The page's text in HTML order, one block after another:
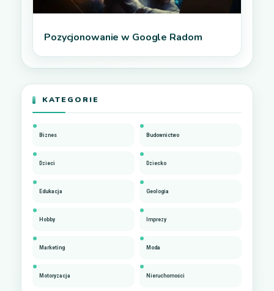
Pozycjonowanie w Google Radom
KATEGORIE
Biznes Budownictwo
Dzieci Dziecko
Edukacja Geologia
Hobby Imprezy
Marketing Moda
Motoryzacja Nieruchomości